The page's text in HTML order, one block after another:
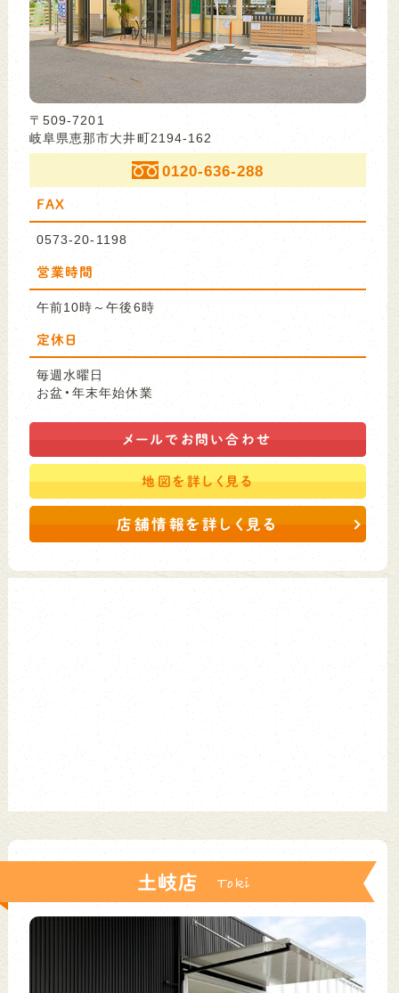
〒509-7201
岐阜県恵那市大井町2194-162
0120-636-288
FAX
0573-20-1198
営業時間
午前10時～午後6時
定休日
毎週水曜日
お盆・年末年始休業
メールで お問い合わせ
地図を詳しく見る
店舗情報を詳しく見る
土岐店